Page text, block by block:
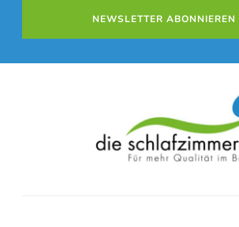
NEWSLETTER ABONNIEREN